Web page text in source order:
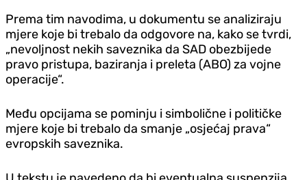
Prema tim navodima, u dokumentu se analiziraju
mjere koje bi trebalo da odgovore na, kako se tvrdi,
„nevoljnost nekih saveznika da SAD obezbijede
pravo pristupa, baziranja i preleta (ABO) za vojne
operacije“.
Među opcijama se pominju i simbolične i političke
mjere koje bi trebalo da smanje „osjećaj prava“
evropskih saveznika.